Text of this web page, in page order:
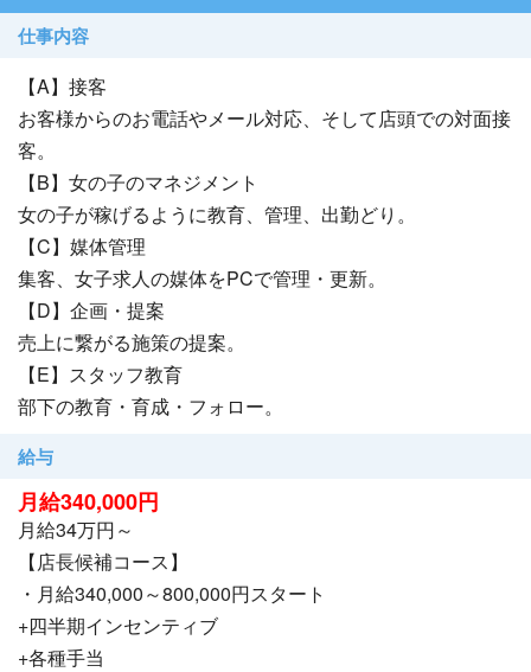
・新橋3名
【公式求人サイト】
◯幹部ナビ
https://www.cin-gr.jp/
【シンデレラFCグループからのお約束】
☑社会保険完備
☑完全週休2日
☑マンション寮(初期費用0円・家具家電完備)
☑日払い
☑運転免許 不要
☑教育研修制度
☑オリエンテーション制度
☑人事評価16回/年
☑独立支援制度
☑通勤交通費 全額支給
☑独立支援制度
☑家族手当
☑英語手当
仕事内容
【A】接客
お客様からのお電話やメール対応、そして店頭での対面接
客。
【B】女の子のマネジメント
女の子が稼げるように教育、管理、出勤どり。
【C】媒体管理
集客、女子求人の媒体をPCで管理・更新。
【D】企画・提案
売上に繋がる施策の提案。
【E】スタッフ教育
部下の教育・育成・フォロー。
給与
月給340,000円
月給34万円～
【店長候補コース】
・月給340,000～800,000円スタート
+四半期インセンティブ
+各種手当